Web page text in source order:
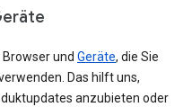
und Geräte, die Sie
Das hilft uns,
anzubieten oder